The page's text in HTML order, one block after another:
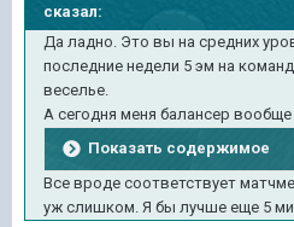
сказал:
Да ладно. Это вы на средних
последние недели 5 эм на
веселье.
А сегодня меня балансер
Показать содержимое
Все вроде соответствует
уж слишком. Я бы лучше еще 5